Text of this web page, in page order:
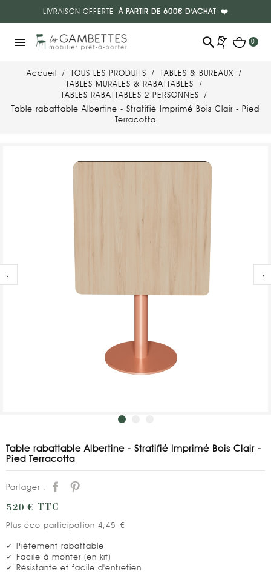
LIVRAISON OFFERTEÀ PARTIR DE 600€ D'ACHAT ❤️
menu search 0
Accueil TOUS LES PRODUITS
TABLES & BUREAUX
TABLES MURALES & RABATTABLES
TABLES RABATTABLES 2 PERSONNES
Table rabattable Albertine - Stratifié Imprimé Bois Clair - Pied
Terracotta
‹ ›
Table rabattable Albertine - Stratifié Imprimé Bois Clair -
Pied Terracotta
Partager :
520 € TTC
Plus éco-participation 4,45 €
✓ Piètement rabattable
✓ Facile à monter (en kit)
✓ Résistante et facile d'entretien